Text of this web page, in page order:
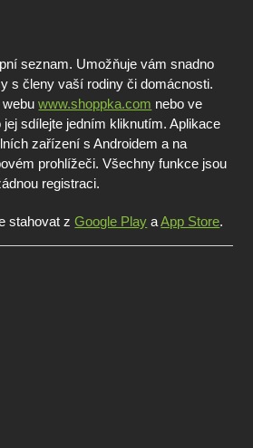
seznam. Umožňuje vám snadno
s členy vaší rodiny či domácnosti.
webuwww.shoppka.com nebo ve
sdílejte jedním kliknutím. Aplikace
zařízení s Androidem a na
prohlížeči. Všechny funkce jsou
registraci.
stahovat zGoogle Play aApp Store.